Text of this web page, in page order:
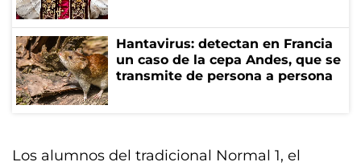
Hantavirus: detectan en Francia
un caso de la cepa Andes, que se
transmite de persona a persona
Los alumnos del tradicional Normal 1, el